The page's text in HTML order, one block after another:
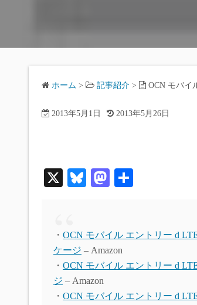
ホーム > 記事紹介 > OCN モバイ
2013年5月1日 2013年5月26日
X
Bl
y
M
do
n
・ OCN モバイル エントリー d
ケージ – Amazon
・ OCN モバイル エントリー d
ジ – Amazon
・ OCN モバイル エントリー d